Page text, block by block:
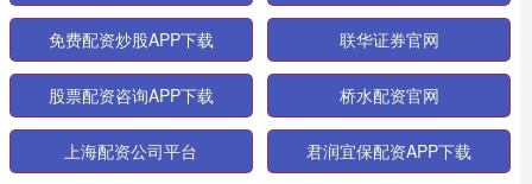
免费配资炒股APP下载 联华证券官网
股票配资咨询APP下载 桥水配资官网
上海配资公司平台 君润宜保配资APP下载